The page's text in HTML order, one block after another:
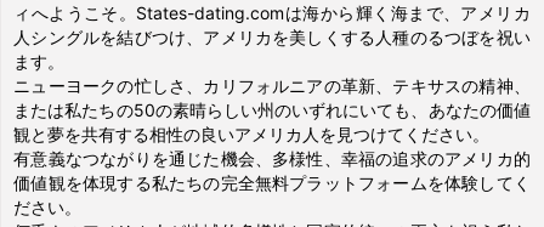
ィへようこそ。States-dating.comは海から輝く海まで、アメリカ
人シングルを結びつけ、アメリカを美しくする人種のるつぼを祝い
ます。
ニューヨークの忙しさ、カリフォルニアの革新、テキサスの精神、
または私たちの50の素晴らしい州のいずれにいても、あなたの価値
観と夢を共有する相性の良いアメリカ人を見つけてください。
有意義なつながりを通じた機会、多様性、幸福の追求のアメリカ的
価値観を体現する私たちの完全無料プラットフォームを体験してく
ださい。